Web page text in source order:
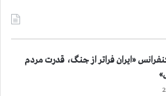
«ایران فراتر از جنگ، قدرت مردم